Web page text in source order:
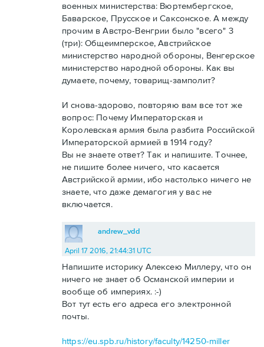
военных министерства: Вюртембергское,
Баварское, Прусское и Саксонское. А между
прочим в Австро-Венгрии было "всего" 3
(три): Общеимперское, Австрийское
министерство народной обороны, Венгерское
министерство народной обороны. Как вы
думаете, почему, товарищ-замполит?
И снова-здорово, повторяю вам все тот же
вопрос: Почему Императорская и
Королевская армия была разбита Российской
Императорской армией в 1914 году?
Вы не знаете ответ? Так и напишите. Точнее,
не пишите более ничего, что касается
Австрийской армии, ибо настолько ничего не
знаете, что даже демагогия у вас не
включается.
andrew_vdd
April 17 2016, 21:44:31 UTC
Напишите историку Алексею Миллеру, что он
ничего не знает об Османской империи и
вообще об империях. :-)
Вот тут есть его адреса его электронной
почты.
https://eu.spb.ru/history/faculty/14250-miller